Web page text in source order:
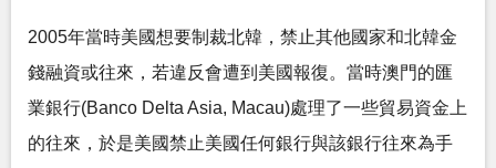
2005年當時美國想要制裁北韓，禁止其他國家和北韓金
錢融資或往來，若違反會遭到美國報復。當時澳門的匯
業銀行(Banco Delta Asia, Macau)處理了一些貿易資金上
的往來，於是美國禁止美國任何銀行與該銀行往來為手